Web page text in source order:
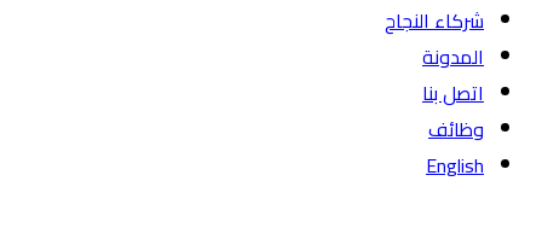
شركاء النجاح
المدونة
اتصل بنا
وظائف
English